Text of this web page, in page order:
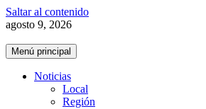
Saltar al contenido
agosto 9, 2026
Menú principal
Noticias
Local
Región